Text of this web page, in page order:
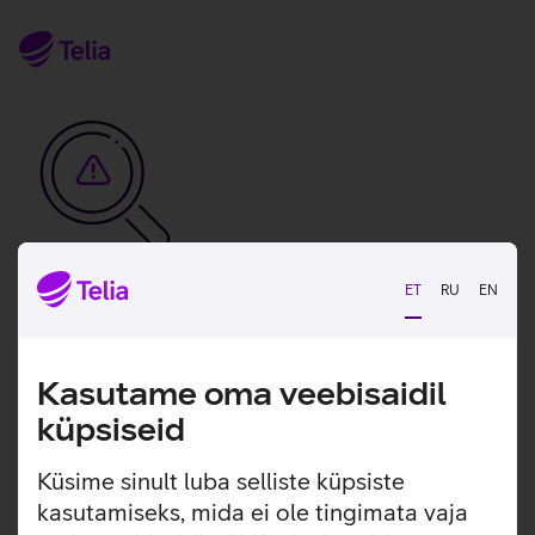
ET RU EN
Kasutame oma veebisaidil
küpsiseid
Küsime sinult luba selliste küpsiste
kasutamiseks, mida ei ole tingimata vaja
Vabandame, tekkis
tx:undefined:ut:null
Seni saad meiega ühendust klienditeeninduse
numbril.